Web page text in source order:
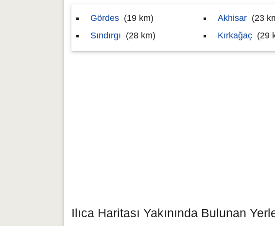
Gördes (19 km)
Sındırgı (28 km)
Akhisar (23
Kırkağaç (29
Ilıca Haritası Yakınında Bulunan